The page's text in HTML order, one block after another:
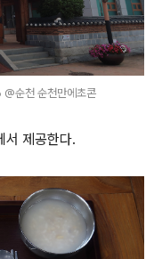
순천 순천만에초콘
서 제공한다.